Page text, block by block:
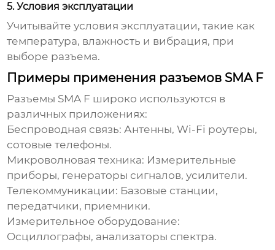
5. Условия эксплуатации
Учитывайте условия эксплуатации, такие как
температура, влажность и вибрация, при
выборе разъема.
Примеры применения разъемов SMA F
Разъемы SMA F широко используются в
различных приложениях:
Беспроводная связь: Антенны, Wi-Fi роутеры,
сотовые телефоны.
Микроволновая техника: Измерительные
приборы, генераторы сигналов, усилители.
Телекоммуникации: Базовые станции,
передатчики, приемники.
Измерительное оборудование:
Осциллографы, анализаторы спектра.